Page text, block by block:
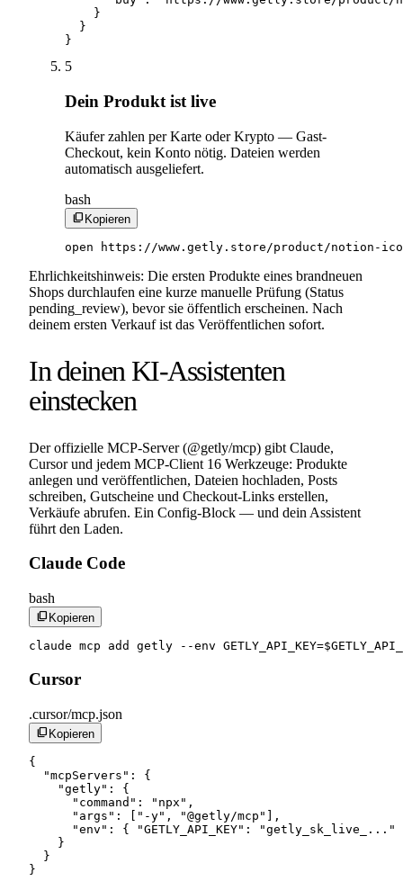
    }
  }
}
5
Dein Produkt ist live
Käufer zahlen per Karte oder Krypto — Gast-
Checkout, kein Konto nötig. Dateien werden
automatisch ausgeliefert.
bash
content_copy Kopieren
open https://www.getly.store/product/notion-
Ehrlichkeitshinweis: Die ersten Produkte eines brandneuen
Shops durchlaufen eine kurze manuelle Prüfung (Status
pending_review), bevor sie öffentlich erscheinen. Nach
deinem ersten Verkauf ist das Veröffentlichen sofort.
In deinen KI-Assistenten
einstecken
Der offizielle MCP-Server (@getly/mcp) gibt Claude,
Cursor und jedem MCP-Client 16 Werkzeuge: Produkte
anlegen und veröffentlichen, Dateien hochladen, Posts
schreiben, Gutscheine und Checkout-Links erstellen,
Verkäufe abrufen. Ein Config-Block — und dein Assistent
führt den Laden.
Claude Code
bash
content_copy Kopieren
claude mcp add getly --env
Cursor
.cursor/mcp.json
content_copy Kopieren
{
  "mcpServers": {
    "getly": {
      "command": "npx",
      "args": ["-y", "@getly/mcp"],
"env": { "GETLY_API_KEY": "getly_sk_live_..."
    }
  }
}